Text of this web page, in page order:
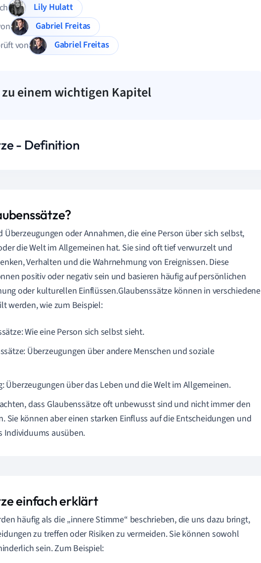
Lily Hulatt
Gabriel Freitas
von
Gabriel Freitas
einem wichtigen Kapitel
- Definition
Überzeugungen oder Annahmen, die eine Person über sich selbst,
die Welt im Allgemeinen hat. Sie sind oft tief verwurzelt und
Verhalten und die Wahrnehmung von Ereignissen. Diese
positiv oder negativ sein und basieren häufig auf persönlichen
oder kulturellen Einflüssen.Glaubenssätze können in verschiedene
werden, wie zum Beispiel:
Wie eine Person sich selbst sieht.
Überzeugungen über andere Menschen und soziale
Überzeugungen über das Leben und die Welt im Allgemeinen.
dass Glaubenssätze oft unbewusst sind und nicht immer den
Sie können aber einen starken Einfluss auf die Entscheidungen und
Individuums ausüben.
einfach erklärt
häufig als die „innere Stimme“ beschrieben, die uns dazu bringt,
zu treffen oder Risiken zu vermeiden. Sie können sowohl
sein. Zum Beispiel: